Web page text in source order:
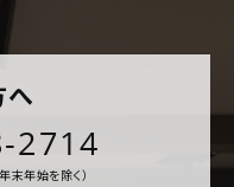
2714
末年始を除く）